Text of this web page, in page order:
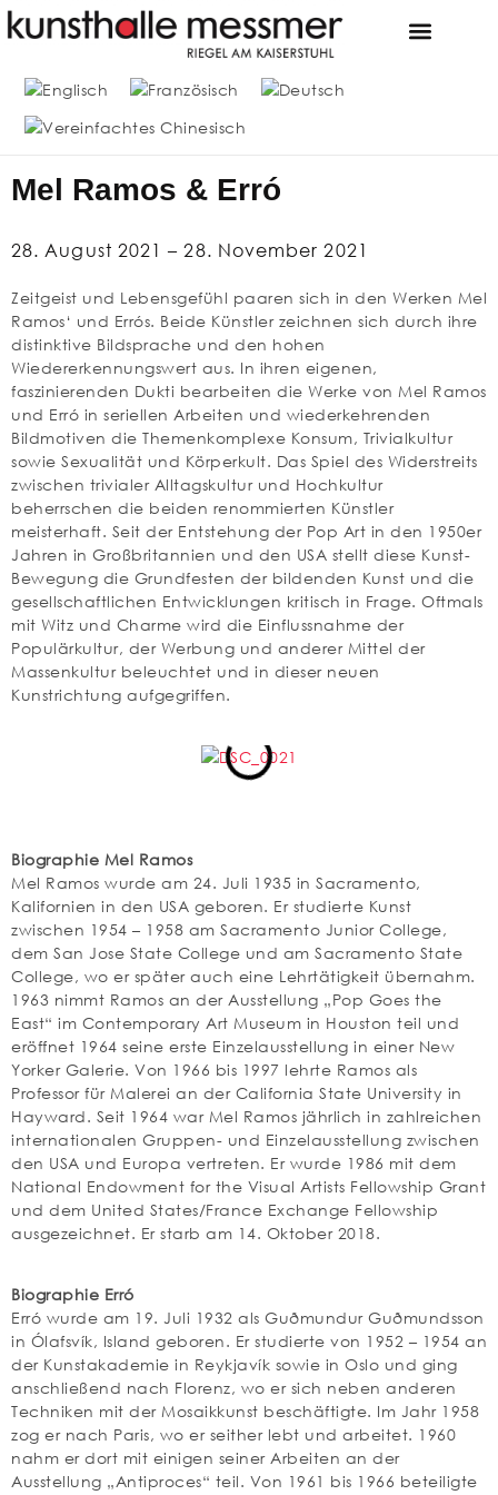
Mel Ramos & Erró
28. August 2021 – 28. November 2021
Zeitgeist und Lebensgefühl paaren sich in den Werken Mel
Ramos‘ und Errós. Beide Künstler zeichnen sich durch ihre
distinktive Bildsprache und den hohen
Wiedererkennungswert aus. In ihren eigenen,
faszinierenden Dukti bearbeiten die Werke von Mel Ramos
und Erró in seriellen Arbeiten und wiederkehrenden
Bildmotiven die Themenkomplexe Konsum, Trivialkultur
sowie Sexualität und Körperkult. Das Spiel des Widerstreits
zwischen trivialer Alltagskultur und Hochkultur
beherrschen die beiden renommierten Künstler
meisterhaft. Seit der Entstehung der Pop Art in den 1950er
Jahren in Großbritannien und den USA stellt diese Kunst-
Bewegung die Grundfesten der bildenden Kunst und die
gesellschaftlichen Entwicklungen kritisch in Frage. Oftmals
mit Witz und Charme wird die Einflussnahme der
Populärkultur, der Werbung und anderer Mittel der
Massenkultur beleuchtet und in dieser neuen
Kunstrichtung aufgegriffen.
Biographie Mel Ramos
Mel Ramos wurde am 24. Juli 1935 in Sacramento,
Kalifornien in den USA geboren. Er studierte Kunst
zwischen 1954 – 1958 am Sacramento Junior College,
dem San Jose State College und am Sacramento State
College, wo er später auch eine Lehrtätigkeit übernahm.
1963 nimmt Ramos an der Ausstellung „Pop Goes the
East“ im Contemporary Art Museum in Houston teil und
eröffnet 1964 seine erste Einzelausstellung in einer New
Yorker Galerie. Von 1966 bis 1997 lehrte Ramos als
Professor für Malerei an der California State University in
Hayward. Seit 1964 war Mel Ramos jährlich in zahlreichen
internationalen Gruppen- und Einzelausstellung zwischen
den USA und Europa vertreten. Er wurde 1986 mit dem
National Endowment for the Visual Artists Fellowship Grant
und dem United States/France Exchange Fellowship
ausgezeichnet. Er starb am 14. Oktober 2018.
Biographie Erró
Erró wurde am 19. Juli 1932 als Guðmundur Guðmundsson
in Ólafsvík, Island geboren. Er studierte von 1952 – 1954 an
der Kunstakademie in Reykjavík sowie in Oslo und ging
anschließend nach Florenz, wo er sich neben anderen
Techniken mit der Mosaikkunst beschäftigte. Im Jahr 1958
zog er nach Paris, wo er seither lebt und arbeitet. 1960
nahm er dort mit einigen seiner Arbeiten an der
Ausstellung „Antiproces“ teil. Von 1961 bis 1966 beteiligte